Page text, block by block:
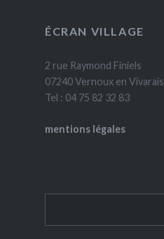
ÉCRAN VILLAGE
2 rue Raymond Finiels
07240 Vernoux en Vivarais
Tel : 04 75 82 32 83
mentions légales